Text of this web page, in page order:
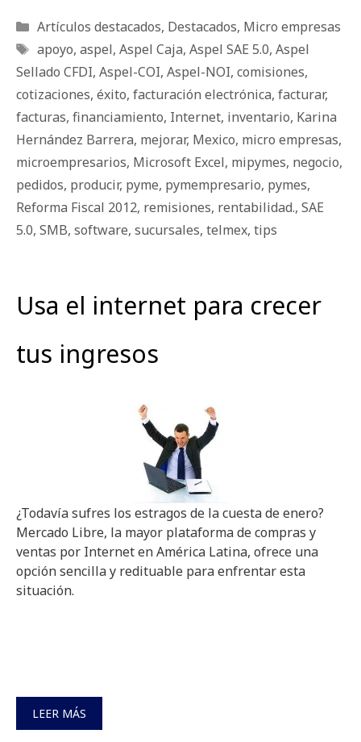
Categorías
Artículos destacados, Destacados, Micro empresas
Etiquetas
apoyo, aspel, Aspel Caja, Aspel SAE 5.0, Aspel
Sellado CFDI, Aspel-COI, Aspel-NOI, comisiones,
cotizaciones, éxito, facturación electrónica, facturar,
facturas, financiamiento, Internet, inventario, Karina
Hernández Barrera, mejorar, Mexico, micro empresas,
microempresarios, Microsoft Excel, mipymes, negocio,
pedidos, producir, pyme, pymempresario, pymes,
Reforma Fiscal 2012, remisiones, rentabilidad., SAE
5.0, SMB, software, sucursales, telmex, tips
Usa el internet para crecer
tus ingresos
¿Todavía sufres los estragos de la cuesta de enero?
Mercado Libre, la mayor plataforma de compras y
ventas por Internet en América Latina, ofrece una
opción sencilla y redituable para enfrentar esta
situación.
LEER MÁS